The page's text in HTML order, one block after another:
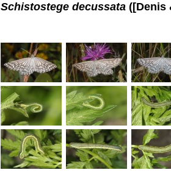
Schistostege decussata ([Denis